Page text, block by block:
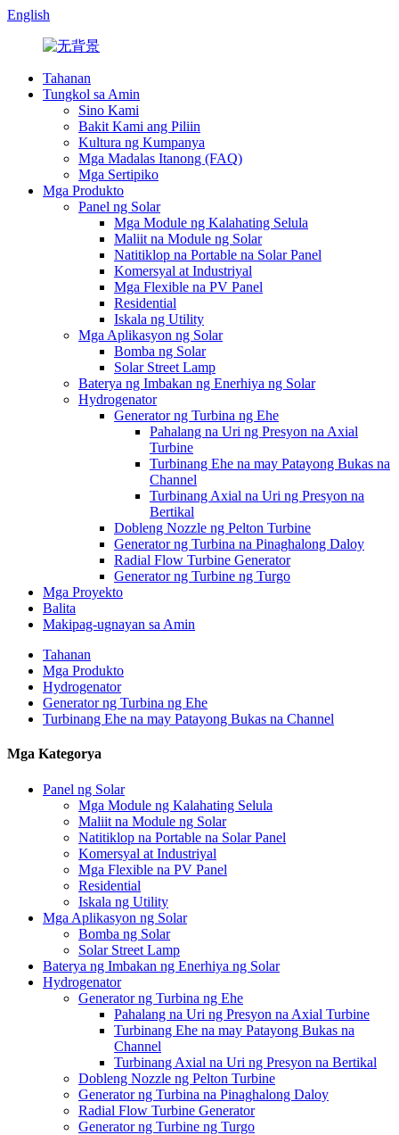
English
Tahanan
Tungkol sa Amin
Sino Kami
Bakit Kami ang Piliin
Kultura ng Kumpanya
Mga Madalas Itanong (FAQ)
Mga Sertipiko
Mga Produkto
Panel ng Solar
Mga Module ng Kalahating Selula
Maliit na Module ng Solar
Natitiklop na Portable na Solar Panel
Komersyal at Industriyal
Mga Flexible na PV Panel
Residential
Iskala ng Utility
Mga Aplikasyon ng Solar
Bomba ng Solar
Solar Street Lamp
Baterya ng Imbakan ng Enerhiya ng Solar
Hydrogenator
Generator ng Turbina ng Ehe
Pahalang na Uri ng Presyon na Axial
Turbine
Turbinang Ehe na may Patayong Bukas na
Channel
Turbinang Axial na Uri ng Presyon na
Bertikal
Dobleng Nozzle ng Pelton Turbine
Generator ng Turbina na Pinaghalong Daloy
Radial Flow Turbine Generator
Generator ng Turbine ng Turgo
Mga Proyekto
Balita
Makipag-ugnayan sa Amin
Tahanan
Mga Produkto
Hydrogenator
Generator ng Turbina ng Ehe
Turbinang Ehe na may Patayong Bukas na Channel
Mga Kategorya
Panel ng Solar
Mga Module ng Kalahating Selula
Maliit na Module ng Solar
Natitiklop na Portable na Solar Panel
Komersyal at Industriyal
Mga Flexible na PV Panel
Residential
Iskala ng Utility
Mga Aplikasyon ng Solar
Bomba ng Solar
Solar Street Lamp
Baterya ng Imbakan ng Enerhiya ng Solar
Hydrogenator
Generator ng Turbina ng Ehe
Pahalang na Uri ng Presyon na Axial Turbine
Turbinang Ehe na may Patayong Bukas na
Channel
Turbinang Axial na Uri ng Presyon na Bertikal
Dobleng Nozzle ng Pelton Turbine
Generator ng Turbina na Pinaghalong Daloy
Radial Flow Turbine Generator
Generator ng Turbine ng Turgo